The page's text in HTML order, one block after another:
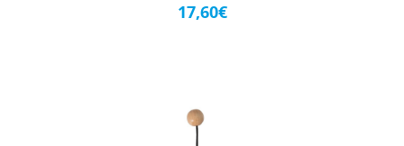
17,60€